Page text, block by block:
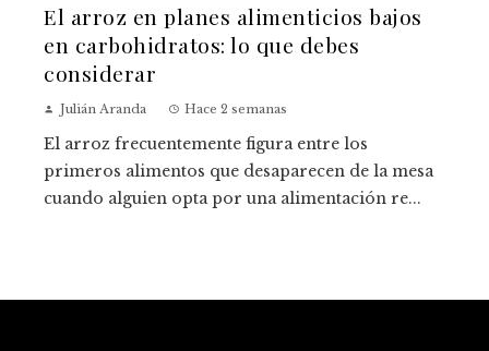
El arroz en planes alimenticios bajos
en carbohidratos: lo que debes
considerar
Julián Aranda Hace 2 semanas
El arroz frecuentemente figura entre los
primeros alimentos que desaparecen de la mesa
cuando alguien opta por una alimentación re...